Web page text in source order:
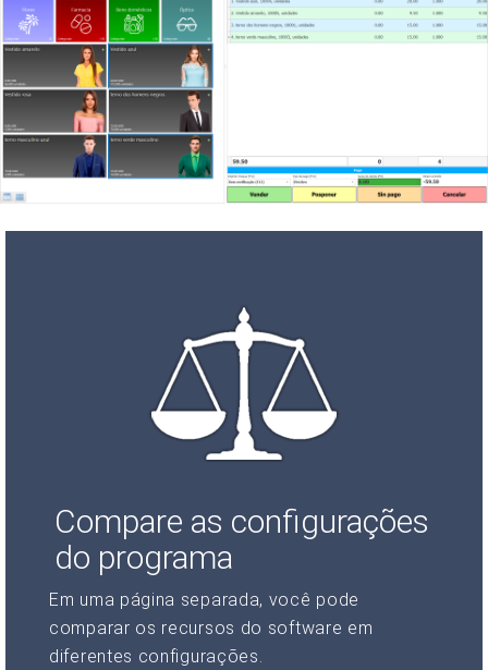
Compare as configurações
do programa
Em uma página separada, você pode
comparar os recursos do software em
diferentes configurações.